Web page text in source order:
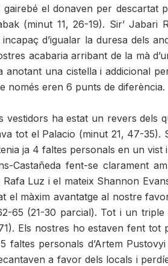
gairebé el donaven per descartat
(minut 11, 26-19). Sir’
d’igualar la duresa dels
acabaria arribant de la mà
anotant una cistella i addicional
només eren 6 punts de diferència.
vestidors ha estat un revers dels
tot el Palacio (minut 21, 47-
ja 4 faltes personals en un
Castañeda fent-se clarament
Rafa Luz i el mateix Shannon
el màxim avantatge al nostre
65 (21-30 parcial). Tot i un
Els nostres ho estaven fent
5 faltes personals d’Artem
a favor dels locals i